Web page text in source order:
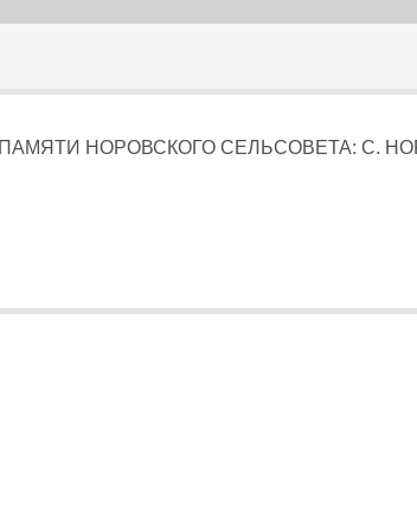
НОРОВСКОГО СЕЛЬСОВЕТА: С.